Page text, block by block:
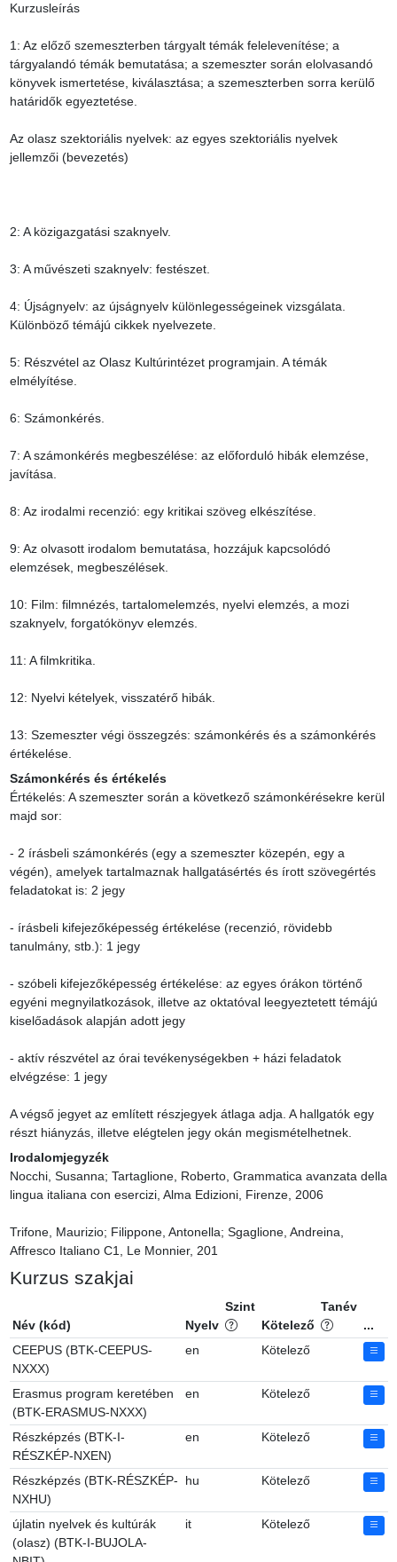
Kurzusleírás
1: Az előző szemeszterben tárgyalt témák felelevenítése; a
tárgyalandó témák bemutatása; a szemeszter során elolvasandó
könyvek ismertetése, kiválasztása; a szemeszterben sorra kerülő
határidők egyeztetése.
Az olasz szektoriális nyelvek: az egyes szektoriális nyelvek
jellemzői (bevezetés)
2: A közigazgatási szaknyelv.
3: A művészeti szaknyelv: festészet.
4: Újságnyelv: az újságnyelv különlegességeinek vizsgálata.
Különböző témájú cikkek nyelvezete.
5: Részvétel az Olasz Kultúrintézet programjain. A témák
elmélyítése.
6: Számonkérés.
7: A számonkérés megbeszélése: az előforduló hibák elemzése,
javítása.
8: Az irodalmi recenzió: egy kritikai szöveg elkészítése.
9: Az olvasott irodalom bemutatása, hozzájuk kapcsolódó
elemzések, megbeszélések.
10: Film: filmnézés, tartalomelemzés, nyelvi elemzés, a mozi
szaknyelv, forgatókönyv elemzés.
11: A filmkritika.
12: Nyelvi kételyek, visszatérő hibák.
13: Szemeszter végi összegzés: számonkérés és a számonkérés
értékelése.
Számonkérés és értékelés
Értékelés: A szemeszter során a következő számonkérésekre kerül
majd sor:
- 2 írásbeli számonkérés (egy a szemeszter közepén, egy a
végén), amelyek tartalmaznak hallgatásértés és írott szövegértés
feladatokat is: 2 jegy
- írásbeli kifejezőképesség értékelése (recenzió, rövidebb
tanulmány, stb.): 1 jegy
- szóbeli kifejezőképesség értékelése: az egyes órákon történő
egyéni megnyilatkozások, illetve az oktatóval leegyeztetett témájú
kiselőadások alapján adott jegy
- aktív részvétel az órai tevékenységekben + házi feladatok
elvégzése: 1 jegy
A végső jegyet az említett részjegyek átlaga adja. A hallgatók egy
részt hiányzás, illetve elégtelen jegy okán megismételhetnek.
Irodalomjegyzék
Nocchi, Susanna; Tartaglione, Roberto, Grammatica avanzata della
lingua italiana con esercizi, Alma Edizioni, Firenze, 2006
Trifone, Maurizio; Filippone, Antonella; Sgaglione, Andreina,
Affresco Italiano C1, Le Monnier, 201
Kurzus szakjai
Név (kód) Nyelv
Szint
Kötelező
Tanév
...
CEEPUS (BTK-CEEPUS-
NXXX)
en Kötelező
Erasmus program keretében
(BTK-ERASMUS-NXXX)
en Kötelező
Részképzés (BTK-I-
RÉSZKÉP-NXEN)
en Kötelező
Részképzés (BTK-RÉSZKÉP-
NXHU)
hu Kötelező
újlatin nyelvek és kultúrák
(olasz) (BTK-I-BUJOLA-
it Kötelező